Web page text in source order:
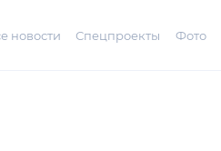
новости Спецпроекты Фото